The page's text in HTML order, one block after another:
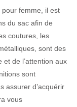
femme, il est
du sac afin de
coutures, les
sont des
de l’attention aux
sont
assurer d’acquérir
vous